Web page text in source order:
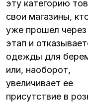
эту категорию
свои магазины,
уже прошел через
этап и
одежды для
или, наоборот,
увеличивает ее
присутствие в